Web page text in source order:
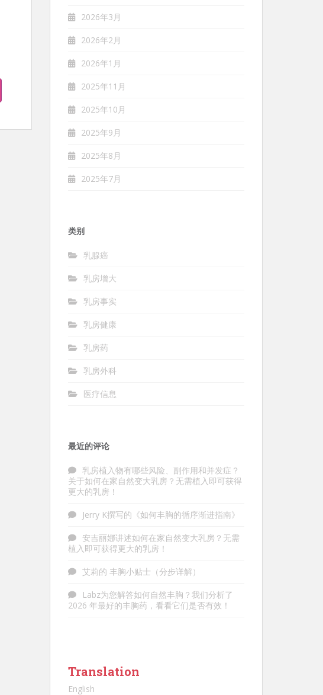
2026年3月
2026年2月
2026年1月
2025年11月
2025年10月
2025年9月
2025年8月
2025年7月
类别
乳腺癌
乳房增大
乳房事实
乳房健康
乳房药
乳房外科
医疗信息
最近的评论
乳房植入物有哪些风险、副作用和并发症？
关于如何在家自然变大乳房？无需植入即可获得
更大的乳房！
Jerry K撰写的 《如何丰胸的循序渐进指南》
安吉丽娜讲述如何在家自然变大乳房？无需
植入即可获得更大的乳房！
艾莉的 丰胸小贴士（分步详解）
Labz为您解答如何自然丰胸？我们分析了
2026 年最好的丰胸药，看看它们是否有效！
Translation
English